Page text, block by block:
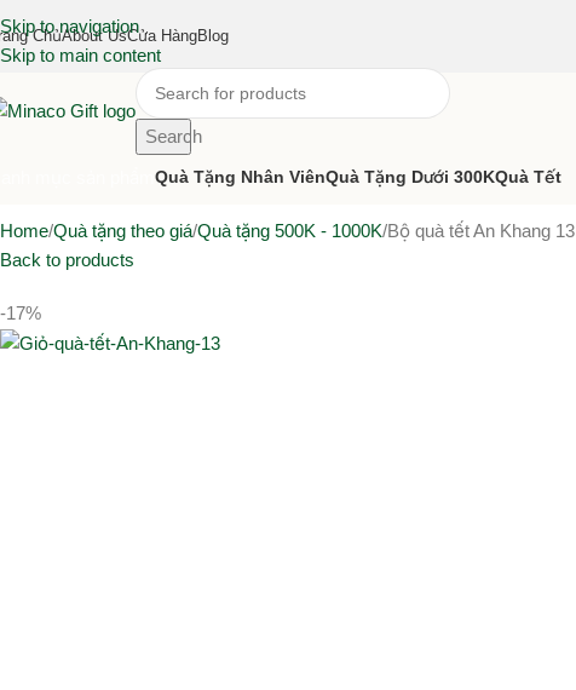
Skip to navigation
Skip to main content
ChủAbout UsCửa HàngBlog
Search
Quà Tặng Nhân ViênQuà Tặng Dưới 300KQuà Tết
Home Quà tặng theo giá Quà tặng 500K - 1000K Bộ quà tết An Khang 13
Back to products
-17%